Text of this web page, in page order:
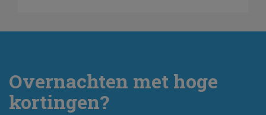
Overnachten met hoge
kortingen?